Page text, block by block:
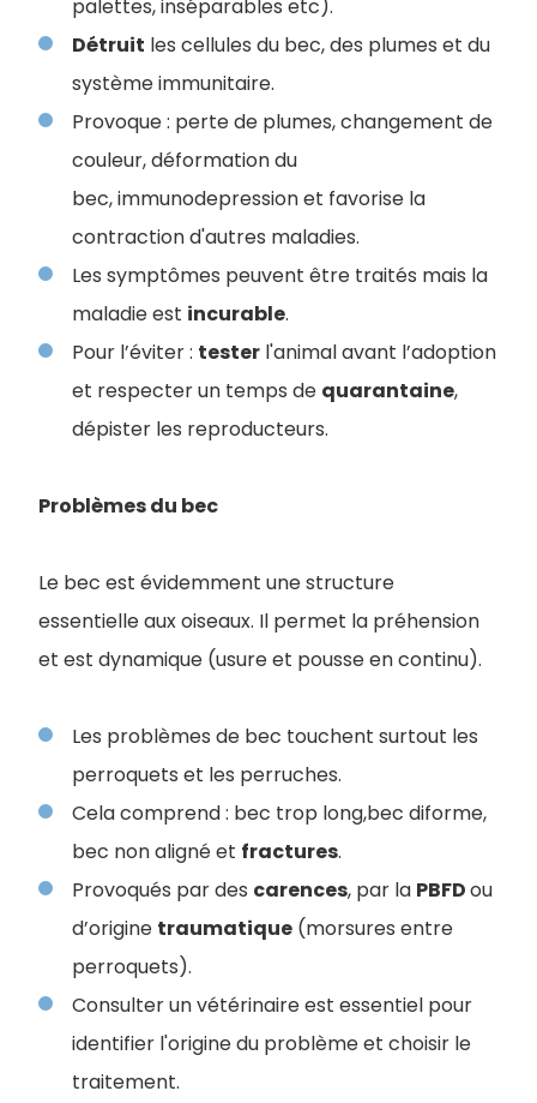
palettes, inséparables etc).
Détruit les cellules du bec, des plumes et du
système immunitaire.
Provoque : perte de plumes, changement de
couleur, déformation du
bec, immunodepression et favorise la
contraction d'autres maladies.
Les symptômes peuvent être traités mais la
maladie est incurable.
Pour l’éviter : tester l'animal avant l’adoption
et respecter un temps de quarantaine,
dépister les reproducteurs.
Problèmes du bec
Le bec est évidemment une structure
essentielle aux oiseaux. Il permet la préhension
et est dynamique (usure et pousse en continu).
Les problèmes de bec touchent surtout les
perroquets et les perruches.
Cela comprend : bec trop long,bec diforme,
bec non aligné et fractures.
Provoqués par des carences, par la PBFDou
d’origine traumatique (morsures entre
perroquets).
Consulter un vétérinaire est essentiel pour
identifier l'origine du problème et choisir le
traitement.